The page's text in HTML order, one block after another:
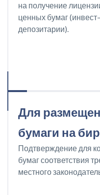
на получение
ценных бумаг
депозитарии).
Для
бумаги на
Подтверждение для
бумаг соответствия
местного